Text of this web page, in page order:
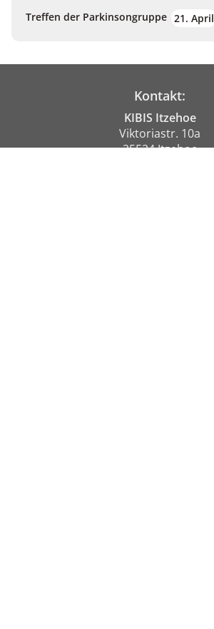
Treffen der Parkinsongruppe 21. April
Kontakt:
KIBIS Itzehoe
Viktoriastr. 10a
25524 Itzehoe